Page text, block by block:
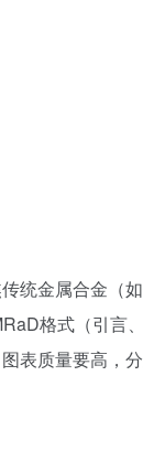
统金属合金（
格式（引言
表质量要高，